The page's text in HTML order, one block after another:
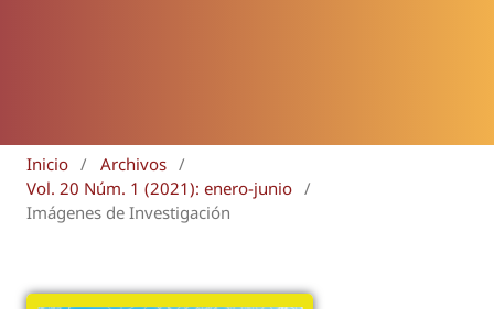
Inicio / Archivos /
Vol. 20 Núm. 1 (2021): enero-junio /
Imágenes de Investigación